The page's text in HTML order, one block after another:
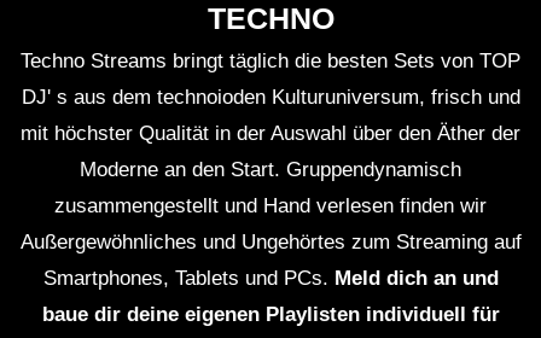
TECHNO
Techno Streams bringt täglich die besten Sets von TOP
DJ' s aus dem technoioden Kulturuniversum, frisch und
mit höchster Qualität in der Auswahl über den Äther der
Moderne an den Start. Gruppendynamisch
zusammengestellt und Hand verlesen finden wir
Außergewöhnliches und Ungehörtes zum Streaming auf
Smartphones, Tablets und PCs. Meld dich an und
baue dir deine eigenen Playlisten individuell für